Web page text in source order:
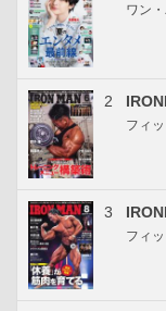
ワン
2
フィ
3
フィ